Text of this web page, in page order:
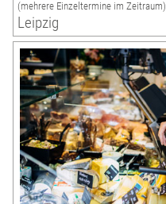
(mehrere Einzeltermine im Zeitraum)
Leipzig